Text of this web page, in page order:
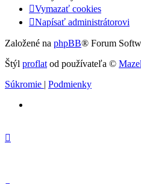
Vymazať cookies
Napísať administrátorovi
Založené na phpBB® Forum
Štýl proflat od používateľa ©
Súkromie | Podmienky